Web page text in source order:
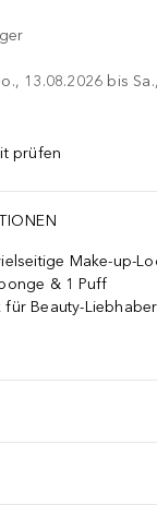
13.08.2026 bis
IN DEN WARENKORB
prüfen
Make-up-
& 1 Puff
Beauty-